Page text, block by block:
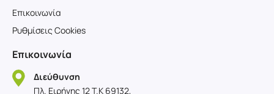
Επικοινωνία
Ρυθμίσεις Cookies
Επικοινωνία
Διεύθυνση
Πλ. Ειρήνης 12 T.K 69132,